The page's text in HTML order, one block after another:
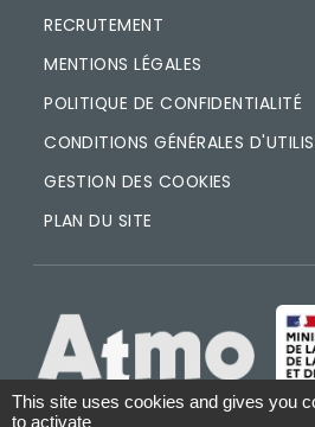
RECRUTEMENT
MENTIONS LÉGALES
POLITIQUE DE CONFIDENTIALITÉ
CONDITIONS GÉNÉRALES
GESTION DES COOKIES
PLAN DU SITE
IMAGE
This site uses cookies and gives you
to activate